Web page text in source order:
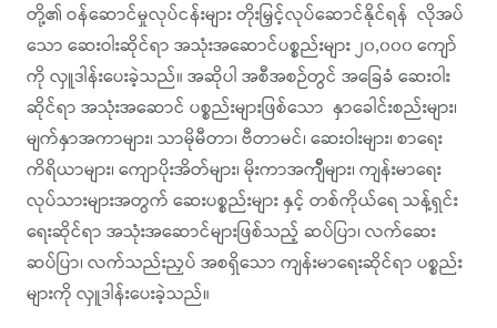
တို့၏ ဝန်ဆောင်မှုလုပ်ငန်းများ တိုးမြှင့်လုပ်ဆောင်နိုင်ရန် လိုအပ်
သော ဆေးဝါးဆိုင်ရာ အသုံးအဆောင်ပစ္စည်းများ ၂၀,၀၀၀ ကျော်
ကို လှူဒါန်းပေးခဲ့သည်။ အဆိုပါ အစီအစဉ်တွင် အခြေခံ ဆေးဝါး
ဆိုင်ရာ အသုံးအဆောင် ပစ္စည်းများဖြစ်သော နှာခေါင်းစည်းများ၊
မျက်နှာအကာများ၊ သာမိုမီတာ၊ ဗီတာမင်၊ ဆေးဝါးများ၊ စာရေး
ကိရိယာများ၊ ကျောပိုးအိတ်များ၊ မိုးကာအကျ်ီများ၊ ကျန်းမာရေး
လုပ်သားများအတွက် ဆေးပစ္စည်းများ နှင့် တစ်ကိုယ်ရေ သန့်ရှင်း
ရေးဆိုင်ရာ အသုံးအဆောင်များဖြစ်သည့် ဆပ်ပြာ၊ လက်ဆေး
ဆပ်ပြာ၊ လက်သည်းညှပ် အစရှိသော ကျန်းမာရေးဆိုင်ရာ ပစ္စည်း
များကို လှူဒါန်းပေးခဲ့သည်။